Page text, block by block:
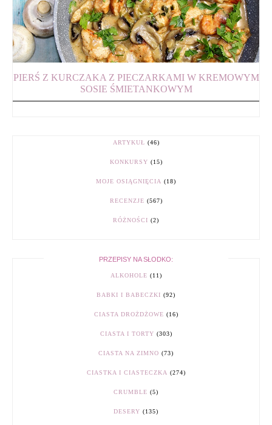
PIERŚ Z KURCZAKA Z PIECZARKAMI W KREMOWYM
SOSIE ŚMIETANKOWYM
ARTYKUŁ (46)
KONKURSY (15)
MOJE OSIĄGNIĘCIA (18)
RECENZJE (567)
RÓŻNOŚCI (2)
PRZEPISY NA SŁODKO:
ALKOHOLE (11)
BABKI I BABECZKI (92)
CIASTA DROŻDŻOWE (16)
CIASTA I TORTY (303)
CIASTA NA ZIMNO (73)
CIASTKA I CIASTECZKA (274)
CRUMBLE (5)
DESERY (135)